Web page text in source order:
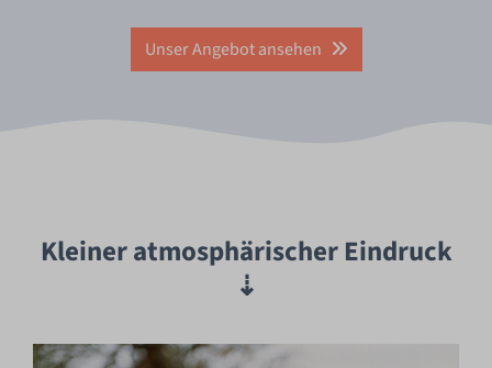
Unser Angebot ansehen
Kleiner atmosphärischer Eindruck
⇣